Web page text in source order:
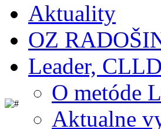
Aktuality
OZ
Leader, CLLD
O metóde
Aktualne